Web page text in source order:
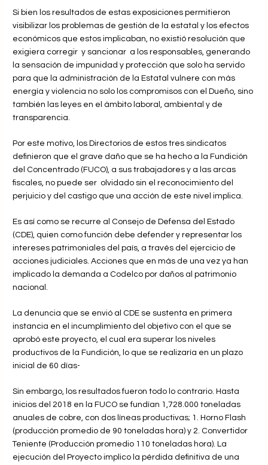
Si bien los resultados de estas exposiciones permitieron
visibilizar los problemas de gestión de la estatal y los efectos
económicos que estos implicaban, no existió resolución que
exigiera corregir y sancionar a los responsables, generando
la sensación de impunidad y protección que solo ha servido
para que la administración de la Estatal vulnere con más
energía y violencia no solo los compromisos con el Dueño, sino
también las leyes en el ámbito laboral, ambiental y de
transparencia.
Por este motivo, los Directorios de estos tres sindicatos
definieron que el grave daño que se ha hecho a la Fundición
del Concentrado (FUCO), a sus trabajadores y a las arcas
fiscales, no puede ser olvidado sin el reconocimiento del
perjuicio y del castigo que una acción de este nivel implica.
Es así como se recurre al Consejo de Defensa del Estado
(CDE), quien como función debe defender y representar los
intereses patrimoniales del país, a través del ejercicio de
acciones judiciales. Acciones que en más de una vez ya han
implicado la demanda a Codelco por daños al patrimonio
nacional.
La denuncia que se envió al CDE se sustenta en primera
instancia en el incumplimiento del objetivo con el que se
aprobó este proyecto, el cual era superar los niveles
productivos de la Fundición, lo que se realizaría en un plazo
inicial de 60 días-
Sin embargo, los resultados fueron todo lo contrario. Hasta
inicios del 2018 en la FUCO se fundían 1,728.000 toneladas
anuales de cobre, con dos líneas productivas; 1. Horno Flash
(producción promedio de 90 toneladas hora) y 2. Convertidor
Teniente (Producción promedio 110 toneladas hora). La
ejecución del Proyecto implico la pérdida definitiva de una